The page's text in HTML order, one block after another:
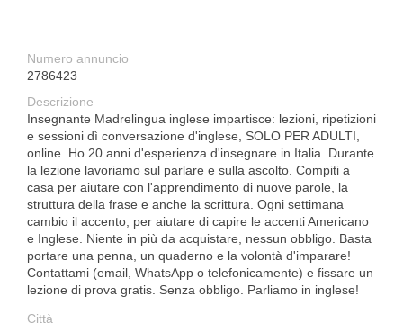
Numero annuncio
2786423
Descrizione
Insegnante Madrelingua inglese impartisce: lezioni, ripetizioni
e sessioni dì conversazione d'inglese, SOLO PER ADULTI,
online. Ho 20 anni d'esperienza d'insegnare in Italia. Durante
la lezione lavoriamo sul parlare e sulla ascolto. Compiti a
casa per aiutare con l'apprendimento di nuove parole, la
struttura della frase e anche la scrittura. Ogni settimana
cambio il accento, per aiutare di capire le accenti Americano
e Inglese. Niente in più da acquistare, nessun obbligo. Basta
portare una penna, un quaderno e la volontà d'imparare!
Contattami (email, WhatsApp o telefonicamente) e fissare un
lezione di prova gratis. Senza obbligo. Parliamo in inglese!
Città